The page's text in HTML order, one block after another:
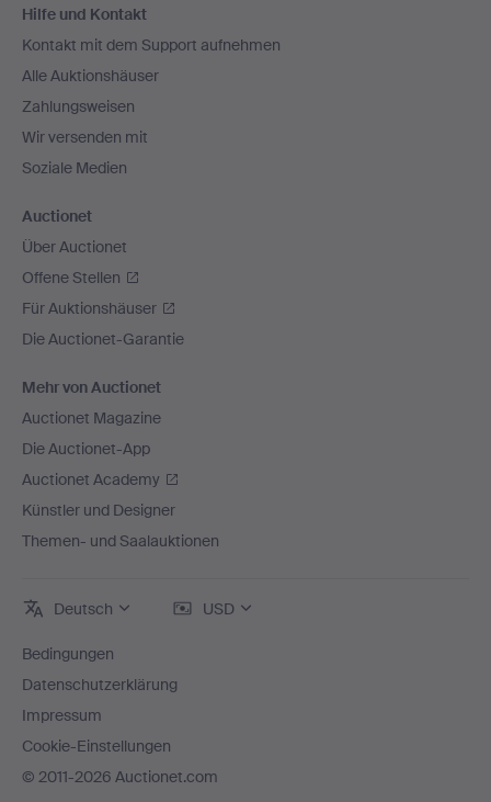
Navigation
Hilfe und Kontakt
Kontakt mit dem Support aufnehmen
Alle Auktionshäuser
Zahlungsweisen
Wir versenden mit
Soziale Medien
Auctionet
Über Auctionet
Offene Stellen
Für Auktionshäuser
Die Auctionet-Garantie
Mehr von Auctionet
Auctionet Magazine
Die Auctionet-App
Auctionet Academy
Künstler und Designer
Themen- und Saalauktionen
Deutsch USD
Bedingungen
Datenschutzerklärung
Impressum
Cookie-Einstellungen
© 2011-2026 Auctionet.com